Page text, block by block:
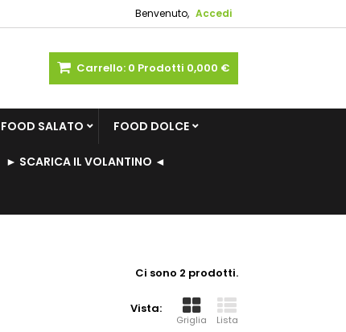
Benvenuto, Accedi
Carrello: 0 Prodotti 0,000 €
FOOD SALATO FOOD DOLCE
► SCARICA IL VOLANTINO ◄
Ci sono 2 prodotti.
Vista:
Griglia Lista